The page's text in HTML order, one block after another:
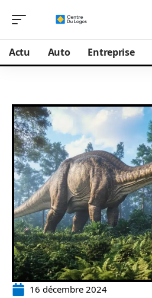
Actu Auto Entreprise
16 décembre 2024